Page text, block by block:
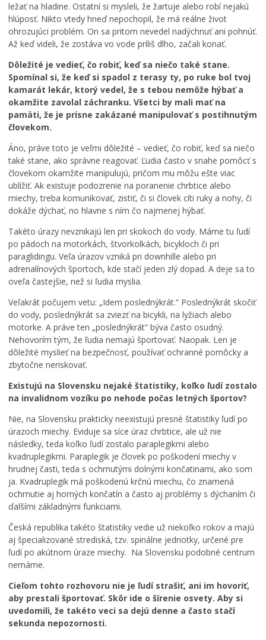
ležať na hladine. Ostatní si mysleli, že žartuje alebo robí nejakú
hlúposť. Nikto vtedy hneď nepochopil, že má reálne život
ohrozujúci problém. On sa pritom nevedel nadýchnuť ani pohnúť.
Až keď videli, že zostáva vo vode príliš dlho, začali konať.
Dôležité je vedieť, čo robiť, keď sa niečo také stane.
Spomínal si, že keď si spadol z terasy ty, po ruke bol tvoj
kamarát lekár, ktorý vedel, že s tebou nemôže hýbať a
okamžite zavolal záchranku. Všetci by mali mať na
pamäti, že je prísne zakázané manipulovať s postihnutým
človekom.
Áno, práve toto je veľmi dôležité – vedieť, čo robiť, keď sa niečo
také stane, ako správne reagovať. Ľudia často v snahe pomôcť s
človekom okamžite manipulujú, pričom mu môžu ešte viac
ublížiť. Ak existuje podozrenie na poranenie chrbtice alebo
miechy, treba komunikovať, zistiť, či si človek cíti ruky a nohy, či
dokáže dýchať, no hlavne s ním čo najmenej hýbať.
Takéto úrazy nevznikajú len pri skokoch do vody. Máme tu ľudí
po pádoch na motorkách, štvorkolkách, bicykloch či pri
paraglidingu. Veľa úrazov vzniká pri downhille alebo pri
adrenalínových športoch, kde stačí jeden zlý dopad. A deje sa to
oveľa častejšie, než si ľudia myslia.
Veľakrát počujem vetu: „Idem poslednýkrát.“ Poslednýkrát skočiť
do vody, poslednýkrát sa zviezť na bicykli, na lyžiach alebo
motorke. A práve ten „poslednýkrát“ býva často osudný.
Nehovorím tým, že ľudia nemajú športovať. Naopak. Len je
dôležité myslieť na bezpečnosť, používať ochranné pomôcky a
zbytočne neriskovať.
Existujú na Slovensku nejaké štatistiky, koľko ľudí zostalo
na invalidnom vozíku po nehode počas letných športov?
Nie, na Slovensku prakticky neexistujú presné štatistiky ľudí po
úrazoch miechy. Eviduje sa síce úraz chrbtice, ale už nie
následky, teda koľko ľudí zostalo paraplegikmi alebo
kvadruplegikmi. Paraplegik je človek po poškodení miechy v
hrudnej časti, teda s ochrnutými dolnými končatinami, ako som
ja. Kvadruplegik má poškodenú krčnú miechu, čo znamená
ochrnutie aj horných končatín a často aj problémy s dýchaním či
ďalšími základnými funkciami.
Česká republika takéto štatistiky vedie už niekoľko rokov a majú
aj špecializované strediská, tzv. spinálne jednotky, určené pre
ľudí po akútnom úraze miechy. Na Slovensku podobné centrum
nemáme.
Cieľom tohto rozhovoru nie je ľudí strašiť, ani im hovoriť,
aby prestali športovať. Skôr ide o šírenie osvety. Aby si
uvedomili, že takéto veci sa dejú denne a často stačí
sekunda nepozornosti.